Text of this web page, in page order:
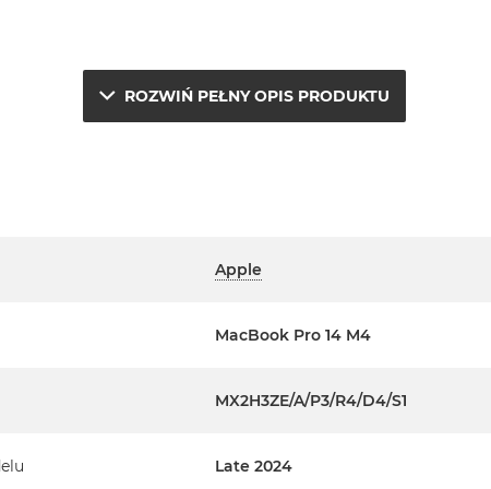
ROZWIŃ PEŁNY OPIS PRODUKTU
Apple
MacBook Pro 14 M4
MX2H3ZE/A/P3/R4/D4/S1
Late 2024